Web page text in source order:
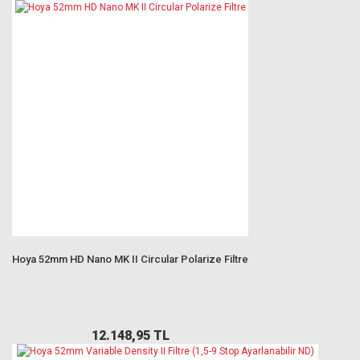
Hoya 52mm HD Nano MK II Circular Polarize Filtre
12.148,95 TL